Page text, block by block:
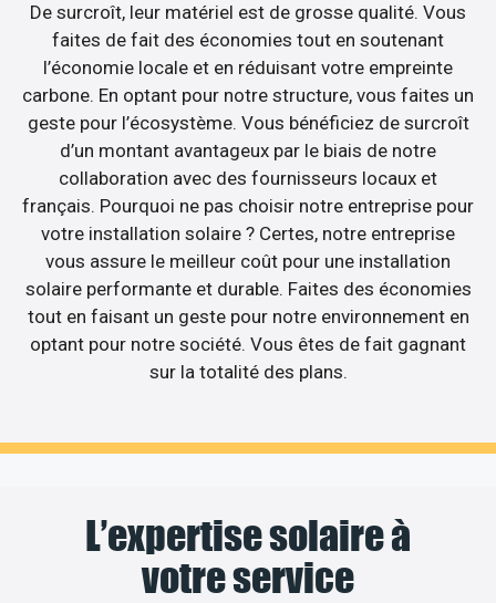
De surcroît, leur matériel est de grosse qualité. Vous
faites de fait des économies tout en soutenant
l’économie locale et en réduisant votre empreinte
carbone. En optant pour notre structure, vous faites un
geste pour l’écosystème. Vous bénéficiez de surcroît
d’un montant avantageux par le biais de notre
collaboration avec des fournisseurs locaux et
français. Pourquoi ne pas choisir notre entreprise pour
votre installation solaire ? Certes, notre entreprise
vous assure le meilleur coût pour une installation
solaire performante et durable. Faites des économies
tout en faisant un geste pour notre environnement en
optant pour notre société. Vous êtes de fait gagnant
sur la totalité des plans.
L’expertise solaire à
votre service